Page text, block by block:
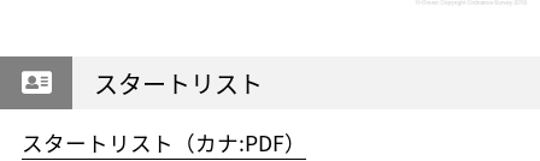
スタートリスト
スタートリスト（カナ:PDF）